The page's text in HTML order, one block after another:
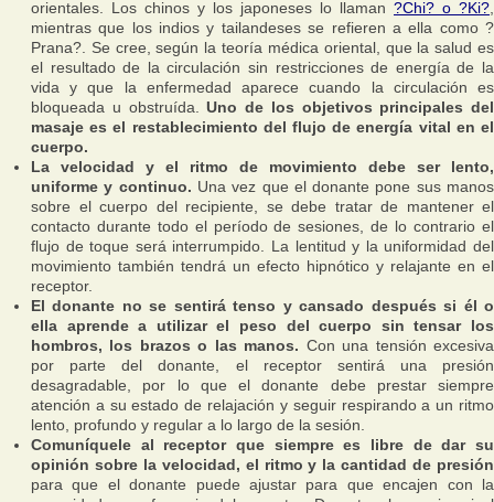
orientales. Los chinos y los japoneses lo llaman ?Chi? o ?Ki?
mientras que los indios y tailandeses se refieren a ella como ?
Prana?. Se cree, según la teoría médica oriental, que la salud es
el resultado de la circulación sin restricciones de energía de la
vida y que la enfermedad aparece cuando la circulación es
bloqueada u obstruída.Uno de los objetivos principales del
masaje es el restablecimiento del flujo de energía vital en el
cuerpo.
La velocidad y el ritmo de movimiento debe ser lento,
uniforme y continuo. Una vez que el donante pone sus manos
sobre el cuerpo del recipiente, se debe tratar de mantener el
contacto durante todo el período de sesiones, de lo contrario el
flujo de toque será interrumpido. La lentitud y la uniformidad del
movimiento también tendrá un efecto hipnótico y relajante en el
receptor.
El donante no se sentirá tenso y cansado después si él o
ella aprende a utilizar el peso del cuerpo sin tensar los
hombros, los brazos o las manos. Con una tensión excesiva
por parte del donante, el receptor sentirá una presión
desagradable, por lo que el donante debe prestar siempre
atención a su estado de relajación y seguir respirando a un ritmo
lento, profundo y regular a lo largo de la sesión.
Comuníquele al receptor que siempre es libre de dar su
opinión sobre la velocidad, el ritmo y la cantidad de presión
para que el donante puede ajustar para que encajen con la